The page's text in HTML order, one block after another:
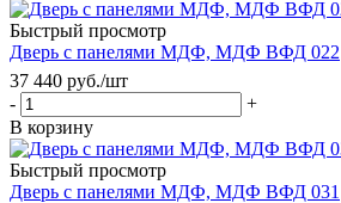
Быстрый просмотр
Дверь с панелями МДФ, МДФ ВФД 022
37 440 руб./шт
-
+
В корзину
Быстрый просмотр
Дверь с панелями МДФ, МДФ ВФД 031